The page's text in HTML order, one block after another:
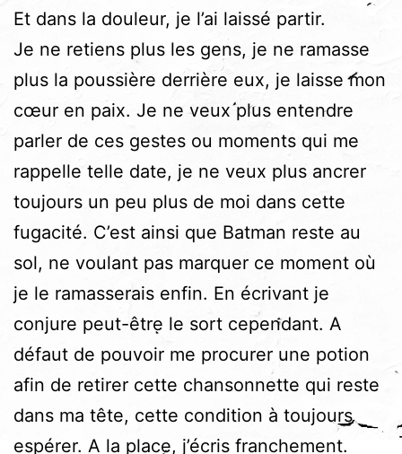
Et dans la douleur, je l’ai laissé partir.
Je ne retiens plus les gens, je ne ramasse
plus la poussière derrière eux, je laisse mon
cœur en paix. Je ne veux plus entendre
parler de ces gestes ou moments qui me
rappelle telle date, je ne veux plus ancrer
toujours un peu plus de moi dans cette
fugacité. C’est ainsi que Batman reste au
sol, ne voulant pas marquer ce moment où
je le ramasserais enfin. En écrivant je
conjure peut-être le sort cependant. A
défaut de pouvoir me procurer une potion
afin de retirer cette chansonnette qui reste
dans ma tête, cette condition à toujours
espérer. A la place, j’écris franchement.